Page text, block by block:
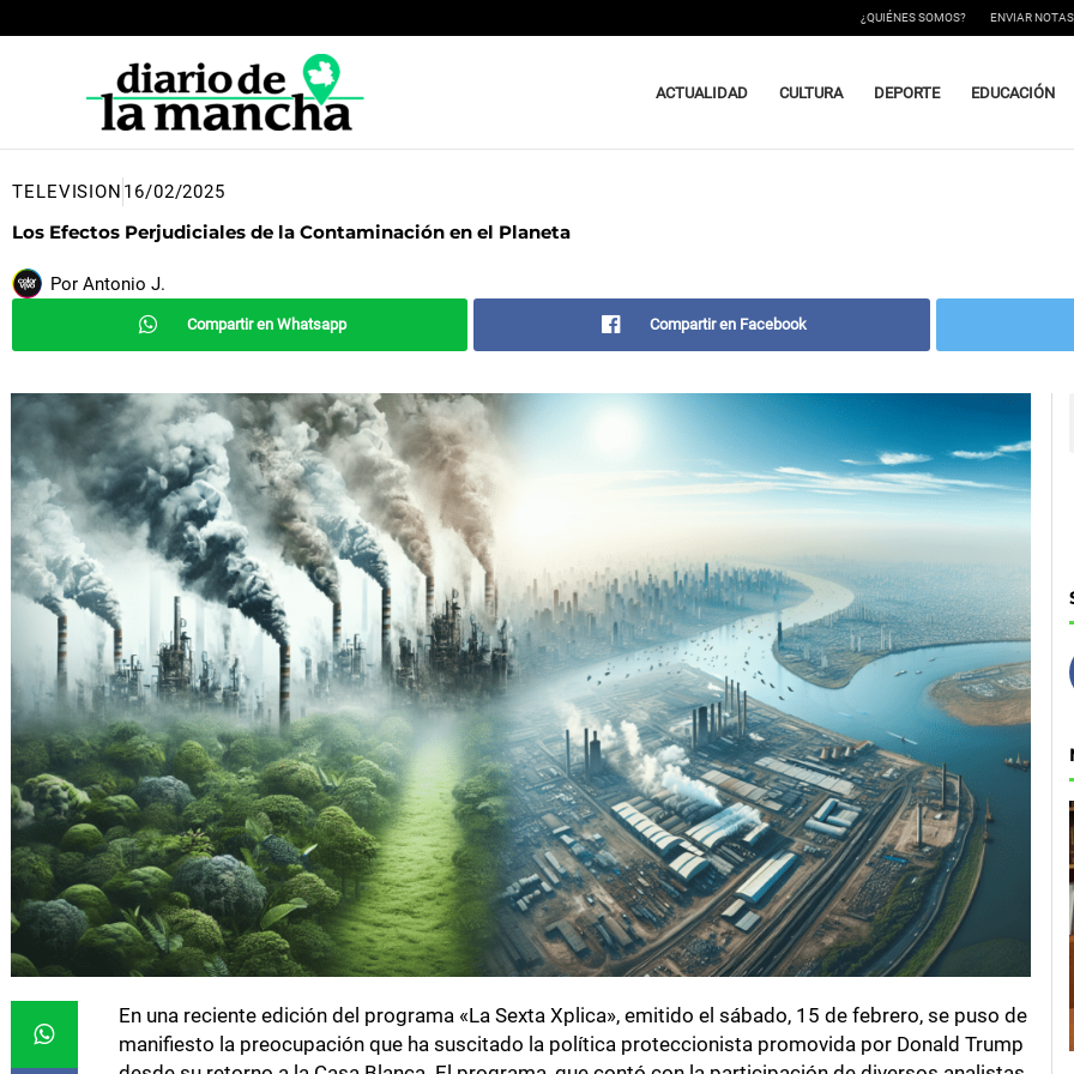
al
¿QUIÉNES SOMOS? ENVIAR
ACTUALIDAD CULTURA DEPORTE EDUCACIÓN
TELEVISION 16/02/2025
Los Efectos Perjudiciales de la Contaminación en el Planeta
Por Antonio J.
Compartir en Whatsapp Compartir en Facebook
En una reciente edición del programa «La Sexta Xplica», emitido el sábado, 15 de febrero, se puso de
manifiesto la preocupación que ha suscitado la política proteccionista promovida por Donald Trump